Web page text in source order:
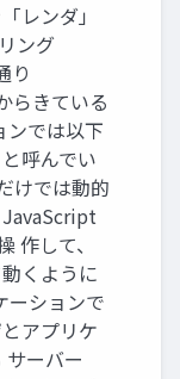
レンダ」
ング
り
らきている
ンでは以下
呼んでい
けでは動的
作して、
くように
ーションで
アプリケ
ーバー